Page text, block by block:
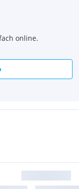
online.